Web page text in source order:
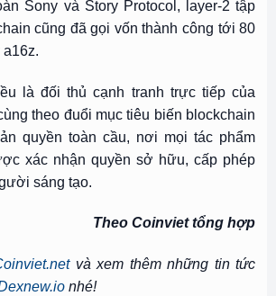
Sony và Story Protocol, layer-2 tập
cũng đã gọi vốn thành công tới 80
là đối thủ cạnh tranh trực tiếp của
theo đuổi mục tiêu biến blockchain
quyền toàn cầu, nơi mọi tác phẩm
xác nhận quyền sở hữu, cấp phép
sáng tạo.
Theo Coinviet tổng hợp
và xem thêm những tin tức
nhé!